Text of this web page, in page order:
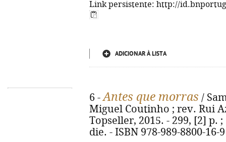
Link persistente: http://
ADICIONAR À LISTA
6 -Antes que morras /
Miguel Coutinho ; rev. Rui
Topseller, 2015. - 299, [2] p.
die. - ISBN 978-989-8800-16-9